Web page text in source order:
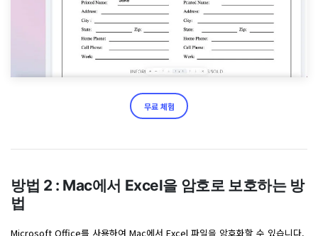
무료 체험
방법 2 : Mac에서 Excel을 암호로 보호하는 방
법
Microsoft Office를 사용하여 Mac에서 Excel 파일을 암호화할 수 있습니다.